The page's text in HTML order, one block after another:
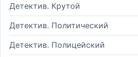
Детектив. Крутой
Детектив. Политический
Детектив. Полицейский